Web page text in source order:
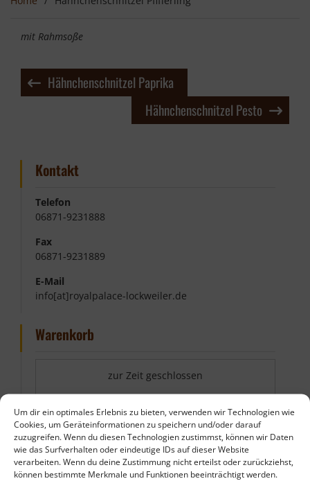
Um dir ein optimales Erlebnis zu bieten, verwenden wir Technologien wie
Cookies, um Geräteinformationen zu speichern und/oder darauf
zuzugreifen. Wenn du diesen Technologien zustimmst, können wir Daten
wie das Surfverhalten oder eindeutige IDs auf dieser Website
verarbeiten. Wenn du deine Zustimmung nicht erteilst oder zurückziehst,
können bestimmte Merkmale und Funktionen beeinträchtigt werden.
mit Rahmsoße
Beitragsnavigation
Hähnchenschnitzel Paprika
Hähnchenschnitzel Pesto
Kontakt
Telefon
06871-9231888
Fax
06871-9231889
E-Mail
info[at]royalpalace-lockweiler.de
Warenkorb
zur Zeit geschlossen